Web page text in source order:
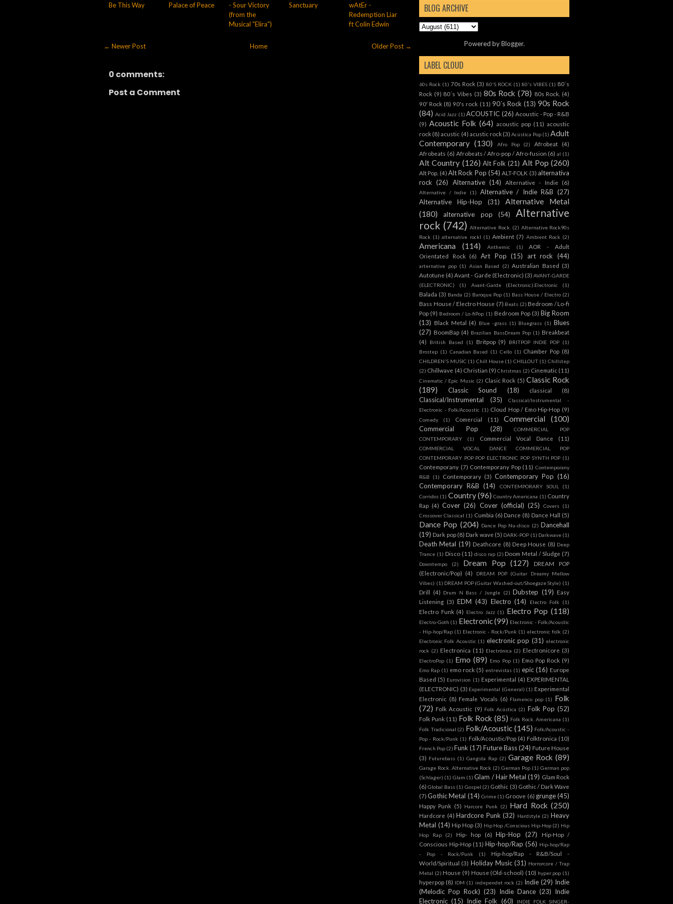
Be This Way
Palace of Peace
- Sour Victory
(from the
Musical "Elira")
Sanctuary
wAtEr -
Redemption Liar
ft Colin Edwin
← Newer Post Older Post →
Home
0 comments:
Post a Comment
BLOG ARCHIVE
Powered byBlogger.
LABEL CLOUD
60s Rock (1) 70s Rock (3) 80'S ROCK (1) 80's VIBES (1) 80´s
Rock (9) 80´s Vibes (3) 80s Rock (78) 80s Rock. (4)
90' Rock (8) 90's rock (11) 90´s Rock (13) 90s Rock
(84) Acid Jazz (1) ACOUSTIC (26) Acoustic - Pop - R&B
(9) Acoustic Folk (64) acoustic pop (11) acoustic
rock (8) acustic (4) acustic rock (3) Acústica Pop (1) Adult
Contemporary (130) Afro Pop (2) Afrobeat
(4)
Afrobeats (6) Afrobeats / Afro-pop / Afro-fusion (6) al (1)
Alt Country (126) Alt Folk (21) Alt Pop (260)
Alt Pop. (4) Alt Rock Pop (54) ALT-FOLK (3) alternativa
rock (26) Alternative (14) Alternative - Indie (6)
Alternative / Indie (1) Alternative / Indie R&B (27)
Alternative Hip-Hop
(31)
Alternative Metal
(180)
alternative pop (54)
Alternative
rock (742) Alternative Rock. (2) Alternative Rock90s
Rock (1) alternative rockl (1) Ambient (7) Ambient Rock (2)
Americana (114) Anthemic (1)
AOR - Adult
Orientated Rock (6) Art Pop (15) art rock (44)
arternative pop (1) Asian Based (2) Australian Based (3)
Autotune (4) Avant - Garde (Electronic) (3) AVANT-GARDE
(ELECTRONIC)
(1) Avant-Garde (Electronic).Electronic (1)
Balada (3) Banda (2) Baroque Pop (1) Bass House / Electro (2)
Bass House / Electro House (7) Beats (2) Bedroom / Lo-fi
Pop (9) Bedroom / Lo-fiPop (1) Bedroom Pop (3) Big Room
(13) Black Metal (4) Blue -grass (1) Bluegrass (1) Blues
(27) BoomBap (4) Brazilian BassDream Pop (1) Breakbeat
(4)
British Based (1) Britpop (9) BRITPOP INDIE POP (1)
Brostep (1) Canadian Based (1) Cello (1) Chamber Pop (8)
CHILDREN'S MUSIC (1) Chill House (1) CHILLOUT (1) Chillstep
(2) Chillwave (4) Christian (9) Christmas (2) Cinematic (11)
Cinematic / Epic Music (2) Clasic Rock (5) Classic Rock
(189)
Classic Sound (18) classical (8)
Classical/Instrumental (35)
Classical/Instrumental -
Electronic - Folk/Acoustic (1) Cloud Hop / Emo Hip-Hop (9)
Comedy (1) Comercial (11) Commercial (100)
Commercial Pop (28)
COMMERCIAL POP
CONTEMPORARY
(1) Commercial Vocal Dance (11)
COMMERCIAL VOCAL DANCE COMMERCIAL POP
CONTEMPORARY POP POP ELECTRONIC POP SYNTH POP (1)
Contemporany (7) Contemporany Pop (11) Contemporany
R&B
(1) Contemporary (3) Contemporary Pop (16)
Contemporary R&B (14) CONTEMPORARY SOUL
(1)
Corridos (1) Country(96) Country Americana (1) Country
Rap (4) Cover (26) Cover (official) (25) Covers (1)
Crossover Classical (1) Cumbia (6) Dance (8) Dance Hall (5)
Dance Pop (204) Dance Pop Nu-disco (2) Dancehall
(19) Dark pop (8) Dark wave (5) DARK-POP (1) Darkwave (1)
Death Metal (19) Deathcore (8) Deep House (8) Deep
Trance (1) Disco (11) disco rap (2) Doom Metal / Sludge (7)
Downtempo (2) Dream Pop (127)
DREAM POP
(Electronic/Pop) (4)
DREAM POP (Guitar Dreamy Mellow
Vibes) (1) DREAM POP (Guitar Washed-out/Shoegaze Style) (1)
Drill (4) Drum N Bass / Jungle (2) Dubstep (19) Easy
Listening (3) EDM (43) Electro (14) Electro Folk (1)
Electro Funk (4) Electro Jazz (1) Electro Pop (118)
Electro-Goth (1) Electronic(99) Electronic - Folk/Acoustic
- Hip-hop/Rap (1) Electronic - Rock/Punk (1) electronic folk (2)
Electronic Folk Acoustic (1) electronic pop (31) electronic
rock (2) Electronica (11) Electrónica (2) Electronicore (3)
ElectroPop (1) Emo (89) Emo Pop (1) Emo Pop Rock (9)
Emo Rap (1) emo rock (5) entrevistas (1) epic (16) Europe
Based (5) Eurovision (1) Experimental (4) EXPERIMENTAL
(ELECTRONIC) (3) Experimental (General) (1) Experimental
Electronic (8) Female Vocals (6) Flamenco pop (1) Folk
(72) Folk Acoustic (9) Folk Acústica (2) Folk Pop (52)
Folk Punk (11) Folk Rock (85) Folk Rock. Americana (1)
Folk Tradicional (2) Folk/Acoustic (145) Folk/Acoustic -
Pop - Rock/Punk (1) Folk/Acoustic/Pop (4) Folktronica (10)
French Pop (2) Funk (17) Future Bass(24) Future House
(3) Futurebass (1) Gangsta Rap (2) Garage Rock (89)
Garage Rock. Alternative Rock (2) German Pop (1) German pop
(Schlager) (1) Glam (1) Glam / Hair Metal (19) Glam Rock
(6) Global Bass (1) Gospel (2) Gothic (3) Gothic / Dark Wave
(7) Gothic Metal (14) Grime (1) Groove (6) grunge (45)
Happy Punk (5) Harcore Punk (2) Hard Rock (250)
Hardcore (4) Hardcore Punk (32) Hardstyle (2) Heavy
Metal (14) Hip Hop (3) Hip Hop /Conscious Hip-Hop (2) Hip
Hop Rap
(2) Hip- hop (6) Hip-Hop (27)
Hip-Hop /
Conscious Hip-Hop (11) Hip-hop/Rap (56) Hip-hop/Rap
- Pop - Rock/Punk
(1)
Hip-hop/Rap - R&B/Soul -
World/Spiritual (3) Holiday Music (31) Horrorcore / Trap
Metal (2) House (9) House (Old-school) (10) hyper pop (1)
hyperpop (8) IDM (1) independet rock (2) Indie (29) Indie
(Melodic Pop Rock) (23) Indie Dance (23) Indie
Electronic (15) Indie Folk (60) INDIE FOLK SINGER-